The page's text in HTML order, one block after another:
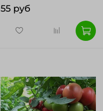
55 руб